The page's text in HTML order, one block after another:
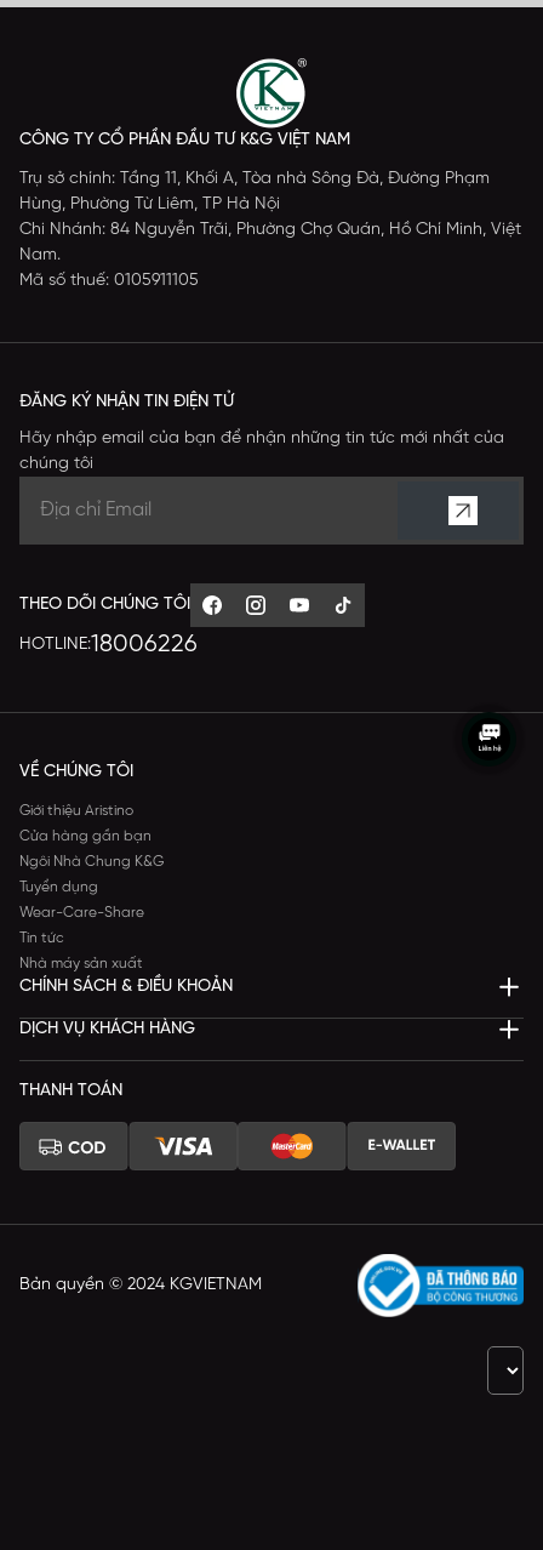
CÔNG TY CỔ PHẦN ĐẦU TƯ K&G VIỆT NAM
Trụ sở chính: Tầng 11, Khối A, Tòa nhà Sông Đà, Đường Phạm
Hùng, Phường Từ Liêm, TP Hà Nội
Chi Nhánh: 84 Nguyễn Trãi, Phường Chợ Quán, Hồ Chí Minh, Việt
Nam.
Mã số thuế: 0105911105
ĐĂNG KÝ NHẬN TIN ĐIỆN TỬ
Hãy nhập email của bạn để nhận những tin tức mới nhất của
chúng tôi
THEO DÕI CHÚNG TÔI
HOTLINE:18006226
VỀ CHÚNG TÔI
Giới thiệu Aristino
Cửa hàng gần bạn
Ngôi Nhà Chung K&G
Tuyển dụng
Wear-Care-Share
Tin tức
Nhà máy sản xuất
CHÍNH SÁCH & ĐIỀU KHOẢN
DỊCH VỤ KHÁCH HÀNG
THANH TOÁN
Bản quyền © 2024 KGVIETNAM